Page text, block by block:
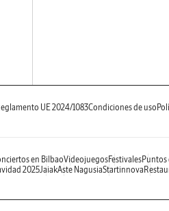
UE 2024/1083Condiciones de uso
en BilbaoVideojuegosFestivalesPuntos
2025JaiakAste NagusiaStartinnova